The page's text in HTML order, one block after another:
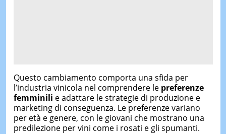
Questo cambiamento comporta una sfida per
l’industria vinicola nel comprendere le preferenze
femminili e adattare le strategie di produzione e
marketing di conseguenza. Le preferenze variano
per età e genere, con le giovani che mostrano una
predilezione per vini come i rosati e gli spumanti.